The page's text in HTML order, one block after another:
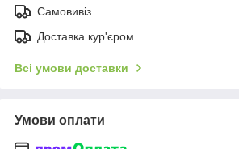
Самовивіз
Доставка кур'єром
Всі умови доставки
Умови оплати